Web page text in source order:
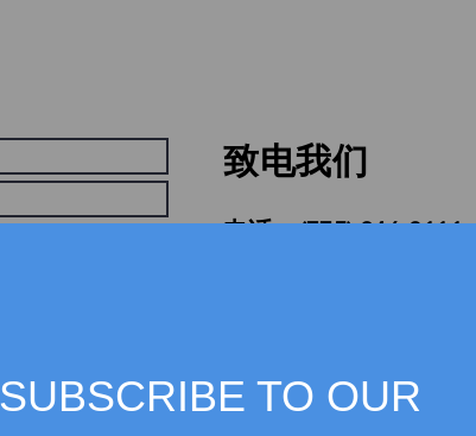
致电我们
电话：(775) 246-8111
SUBSCRIBE TO OUR